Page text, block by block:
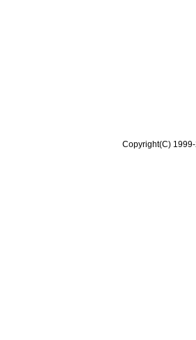
Copyright(C)